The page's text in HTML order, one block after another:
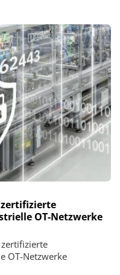
zertifizierte
OT-Netzwerke
zertifizierte
OT-Netzwerke